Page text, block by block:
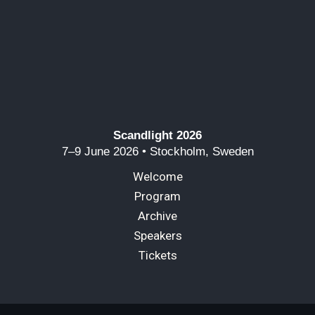
Scandlight 2026
7–9 June 2026 • Stockholm, Sweden
Welcome
Program
Archive
Speakers
Tickets